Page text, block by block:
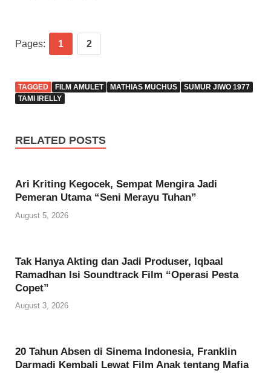
Pages: 1 2
TAGGED FILM AMULET MATHIAS MUCHUS
SUMUR JIWO 1977
TAMI IRELLY
RELATED POSTS
Ari Kriting Kegocek, Sempat Mengira Jadi
Pemeran Utama “Seni Merayu Tuhan”
August 5, 2026
Tak Hanya Akting dan Jadi Produser, Iqbaal
Ramadhan Isi Soundtrack Film “Operasi Pesta
Copet”
August 3, 2026
20 Tahun Absen di Sinema Indonesia, Franklin
Darmadi Kembali Lewat Film Anak tentang Mafia